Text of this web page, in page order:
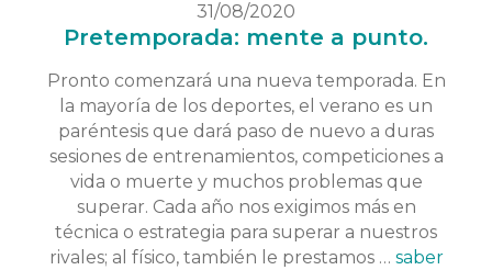
31/08/2020
Pretemporada: mente a punto.
Pronto comenzará una nueva temporada. En
la mayoría de los deportes, el verano es un
paréntesis que dará paso de nuevo a duras
sesiones de entrenamientos, competiciones a
vida o muerte y muchos problemas que
superar. Cada año nos exigimos más en
técnica o estrategia para superar a nuestros
rivales; al físico, también le prestamos … saber